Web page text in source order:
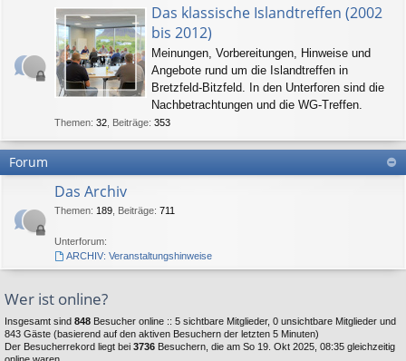
Das klassische Islandtreffen (2002
bis 2012)
Meinungen, Vorbereitungen, Hinweise und
Angebote rund um die Islandtreffen in
Bretzfeld-Bitzfeld. In den Unterforen sind die
Nachbetrachtungen und die WG-Treffen.
Themen: 32 Beiträge: 353
Forum
Das Archiv
Themen: 189 Beiträge: 711
Unterforum:
ARCHIV: Veranstaltungshinweise
Wer ist online?
Insgesamt sind 848 Besucher online :: 5 sichtbare Mitglieder, 0 unsichtbare Mitglieder und
843 Gäste (basierend auf den aktiven Besuchern der letzten 5 Minuten)
Der Besucherrekord liegt bei 3736 Besuchern, die am So 19. Okt 2025, 08:35 gleichzeitig